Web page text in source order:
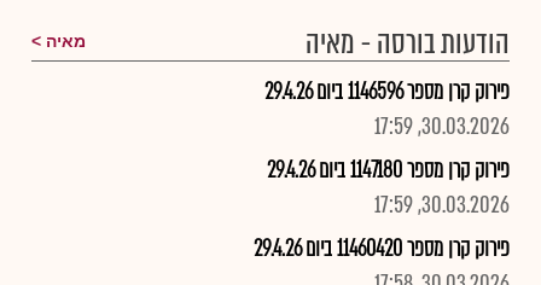
הודעות בורסה - מאיה
מאיה
פירוק קרן מספר 1146596 ביום 29.4.26
30.03.2026, 17:59
פירוק קרן מספר 1147180 ביום 29.4.26
30.03.2026, 17:59
פירוק קרן מספר 11460420 ביום 29.4.26